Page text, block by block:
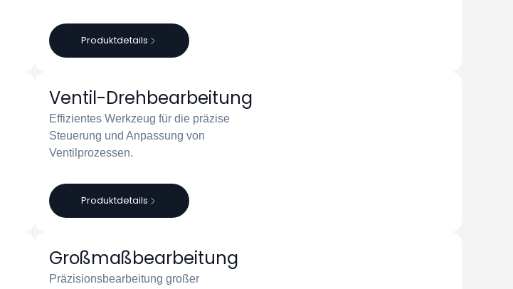
Produktdetails
Ventil-Drehbearbeitung
Effizientes Werkzeug für die präzise
Steuerung und Anpassung von
Ventilprozessen.
Produktdetails
Großmaßbearbeitung
Präzisionsbearbeitung großer